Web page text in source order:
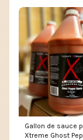
Gallon de sauce
Xtreme Ghost